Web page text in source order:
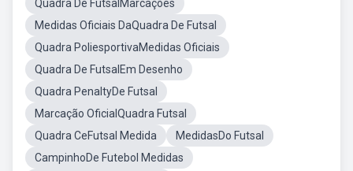
Quadra De FutsalMarcações
Medidas Oficiais DaQuadra De Futsal
Quadra PoliesportivaMedidas Oficiais
Quadra De FutsalEm Desenho
Quadra PenaltyDe Futsal
Marcação OficialQuadra Futsal
Quadra CeFutsal Medida
MedidasDo Futsal
CampinhoDe Futebol Medidas